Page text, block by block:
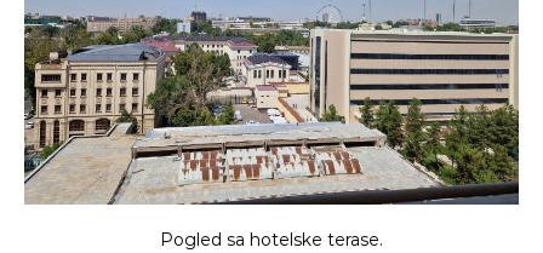
Pogled sa hotelske terase.